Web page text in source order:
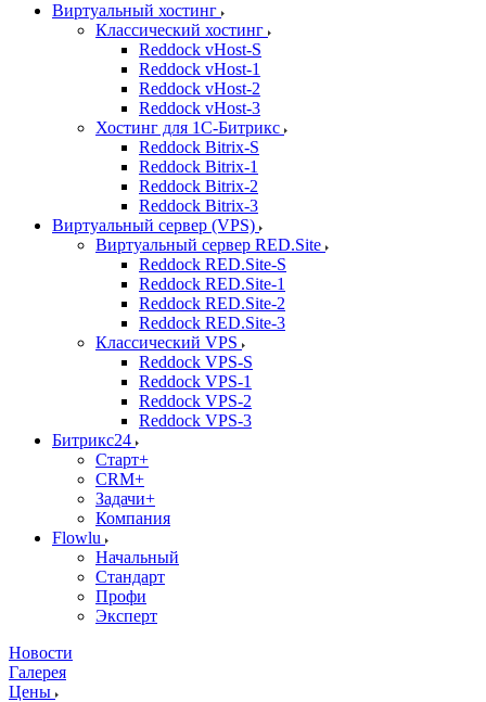
Виртуальный хостинг
Классический хостинг
Reddock vHost-S
Reddock vHost-1
Reddock vHost-2
Reddock vHost-3
Хостинг для 1С-Битрикс
Reddock Bitrix-S
Reddock Bitrix-1
Reddock Bitrix-2
Reddock Bitrix-3
Виртуальный сервер (VPS)
Виртуальный сервер RED.Site
Reddock RED.Site-S
Reddock RED.Site-1
Reddock RED.Site-2
Reddock RED.Site-3
Классический VPS
Reddock VPS-S
Reddock VPS-1
Reddock VPS-2
Reddock VPS-3
Битрикс24
Старт+
CRM+
Задачи+
Компания
Flowlu
Начальный
Стандарт
Профи
Эксперт
Новости
Галерея
Цены